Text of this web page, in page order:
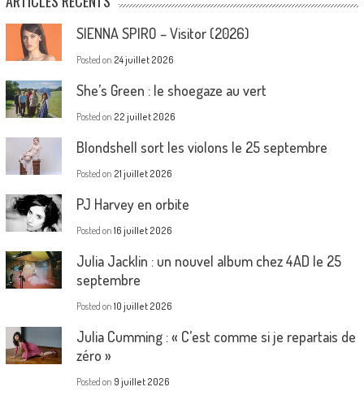
SIENNA SPIRO – Visitor (2026)
Posted on 24 juillet 2026
She’s Green : le shoegaze au vert
Posted on 22 juillet 2026
Blondshell sort les violons le 25 septembre
Posted on 21 juillet 2026
PJ Harvey en orbite
Posted on 16 juillet 2026
Julia Jacklin : un nouvel album chez 4AD le 25
septembre
Posted on 10 juillet 2026
Julia Cumming : « C’est comme si je repartais de
zéro »
Posted on 9 juillet 2026